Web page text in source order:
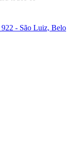
922 - São Luiz, Belo